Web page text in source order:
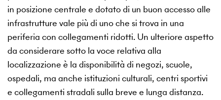
in posizione centrale e dotato di un buon accesso alle
infrastrutture vale più di uno che si trova in una
periferia con collegamenti ridotti. Un ulteriore aspetto
da considerare sotto la voce relativa alla
localizzazione è la disponibilità di negozi, scuole,
ospedali, ma anche istituzioni culturali, centri sportivi
e collegamenti stradali sulla breve e lunga distanza.